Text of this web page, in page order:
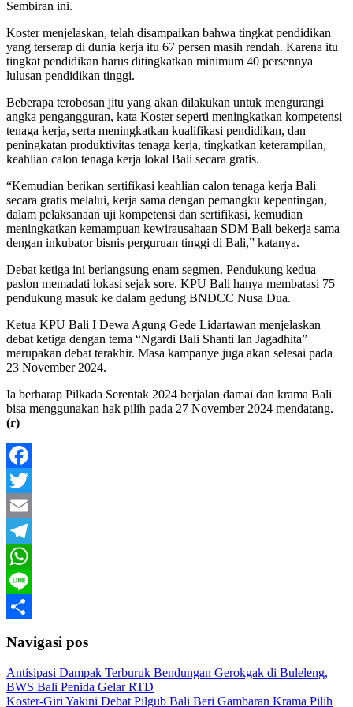
Sembiran ini.
Koster menjelaskan, telah disampaikan bahwa tingkat pendidikan
yang terserap di dunia kerja itu 67 persen masih rendah. Karena itu
tingkat pendidikan harus ditingkatkan minimum 40 persennya
lulusan pendidikan tinggi.
Beberapa terobosan jitu yang akan dilakukan untuk mengurangi
angka pengangguran, kata Koster seperti meningkatkan kompetensi
tenaga kerja, serta meningkatkan kualifikasi pendidikan, dan
peningkatan produktivitas tenaga kerja, tingkatkan keterampilan,
keahlian calon tenaga kerja lokal Bali secara gratis.
“Kemudian berikan sertifikasi keahlian calon tenaga kerja Bali
secara gratis melalui, kerja sama dengan pemangku kepentingan,
dalam pelaksanaan uji kompetensi dan sertifikasi, kemudian
meningkatkan kemampuan kewirausahaan SDM Bali bekerja sama
dengan inkubator bisnis perguruan tinggi di Bali,” katanya.
Debat ketiga ini berlangsung enam segmen. Pendukung kedua
paslon memadati lokasi sejak sore. KPU Bali hanya membatasi 75
pendukung masuk ke dalam gedung BNDCC Nusa Dua.
Ketua KPU Bali I Dewa Agung Gede Lidartawan menjelaskan
debat ketiga dengan tema “Ngardi Bali Shanti lan Jagadhita”
merupakan debat terakhir. Masa kampanye juga akan selesai pada
23 November 2024.
Ia berharap Pilkada Serentak 2024 berjalan damai dan krama Bali
bisa menggunakan hak pilih pada 27 November 2024 mendatang.
(r)
Facebook
Twitter
Email
Telegram
WhatsApp
Line
Navigasi pos
Antisipasi Dampak Terburuk Bendungan Gerokgak di Buleleng,
BWS Bali Penida Gelar RTD
Koster-Giri Yakini Debat Pilgub Bali Beri Gambaran Krama Pilih